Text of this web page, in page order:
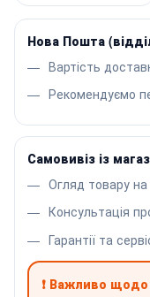
Нова Пошта
Вартість
Рекомендуємо
Самовивіз із
Огляд товару на
Консультація
Гарантії та
❗ Важливо щодо